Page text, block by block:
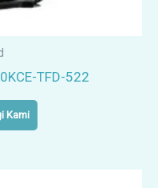
TFD-522
Kami